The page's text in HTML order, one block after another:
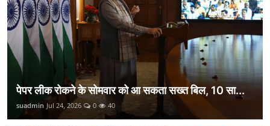
पेपर लीक रोकने के सोमवार को आ सकता सख्त बिल, 10 सा...
suadmin Jul 24, 2026 0 40